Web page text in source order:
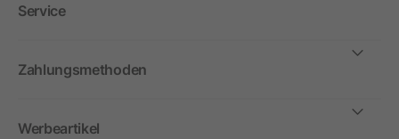
Service
Zahlungsmethoden
Werbeartikel